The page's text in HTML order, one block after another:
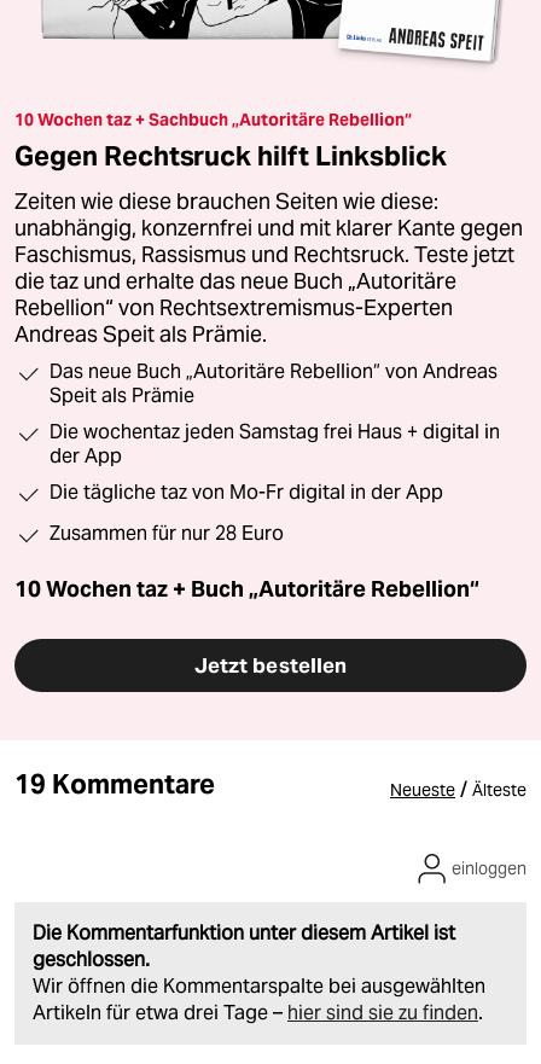
10 Wochen taz + Sachbuch „Autoritäre Rebellion“
Gegen Rechtsruck hilft Linksblick
Zeiten wie diese brauchen Seiten wie diese:
unabhängig, konzernfrei und mit klarer Kante gegen
Faschismus, Rassismus und Rechtsruck. Teste jetzt
die taz und erhalte das neue Buch „Autoritäre
Rebellion“ von Rechtsextremismus-Experten
Andreas Speit als Prämie.
Das neue Buch „Autoritäre Rebellion“ von Andreas
Speit als Prämie
Die wochentaz jeden Samstag frei Haus + digital in
der App
Die tägliche taz von Mo-Fr digital in der App
Zusammen für nur 28 Euro
10 Wochen taz + Buch „Autoritäre Rebellion“
Jetzt bestellen
19 Kommentare Neueste / Älteste
Die Kommentarfunktion unter diesem Artikel ist
geschlossen.
Wir öffnen die Kommentarspalte bei ausgewählten
Artikeln für etwa drei Tage – hier sind sie zu finden.
einloggen